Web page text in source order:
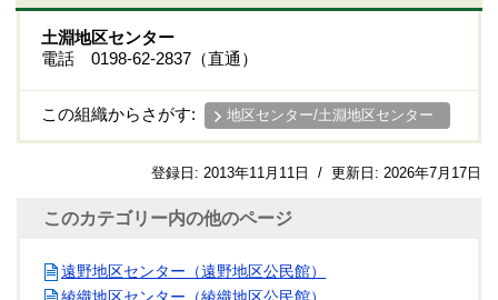
土淵地区センター
電話 0198-62-2837（直通）
この組織からさがす: 地区センター/土淵地区センター
登録日: 2013年11月11日 / 更新日: 2026年7月17日
このカテゴリー内の他のページ
遠野地区センター（遠野地区公民館）